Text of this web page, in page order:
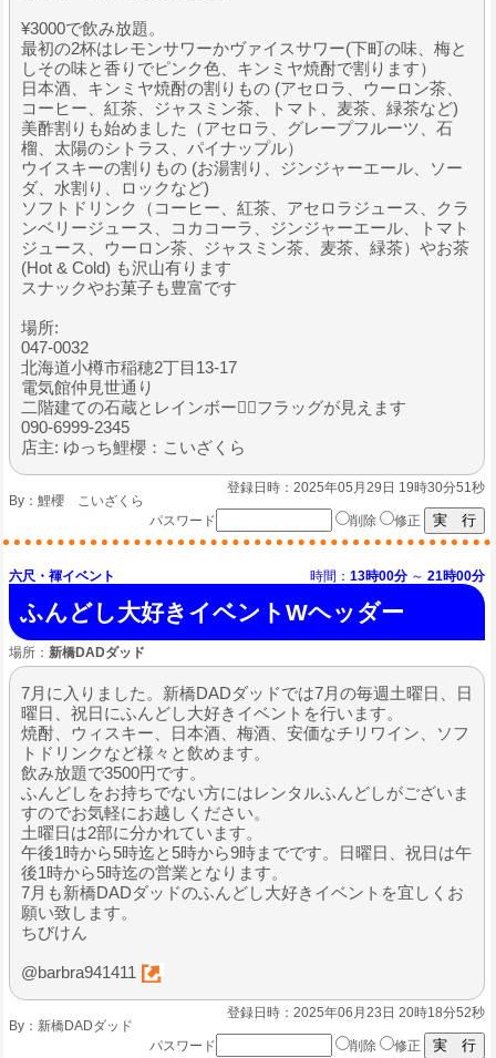
¥3000で飲み放題。
最初の2杯はレモンサワーかヴァイスサワー(下町の味、梅と
しその味と香りでピンク色、キンミヤ焼酎で割ります）
日本酒、キンミヤ焼酎の割りもの (アセロラ、ウーロン茶、
コーヒー、紅茶、ジャスミン茶、トマト、麦茶、緑茶など)
美酢割りも始めました（アセロラ、グレープフルーツ、石
榴、太陽のシトラス、パイナップル）
ウイスキーの割りもの (お湯割り、ジンジャーエール、ソー
ダ、水割り、ロックなど)
ソフトドリンク（コーヒー、紅茶、アセロラジュース、クラ
ンベリージュース、コカコーラ、ジンジャーエール、トマト
ジュース、ウーロン茶、ジャスミン茶、麦茶、緑茶）やお茶
(Hot & Cold) も沢山有ります
スナックやお菓子も豊富です
場所:
047-0032
北海道小樽市稲穂2丁目13-17
電気館仲見世通り
二階建ての石蔵とレインボー🏳️‍🌈フラッグが見えます
090-6999-2345
店主: ゆっち鯉櫻：こいざくら
登録日時：2025年05月29日 19時30分51秒
By： 鯉櫻 こいざくら
パスワード
削除 修正
六尺・褌イベント 時間： 13時00分 ～ 21時00分
ふんどし大好きイベントWヘッダー
場所： 新橋DADダッド
7月に入りました。新橋DADダッドでは7月の毎週土曜日、日
曜日、祝日にふんどし大好きイベントを行います。
焼酎、ウィスキー、日本酒、梅酒、安価なチリワイン、ソフ
トドリンクなど様々と飲めます。
飲み放題で3500円です。
ふんどしをお持ちでない方にはレンタルふんどしがございま
すのでお気軽にお越しください。
土曜日は2部に分かれています。
午後1時から5時迄と5時から9時までです。日曜日、祝日は午
後1時から5時迄の営業となります。
7月も新橋DADダッドのふんどし大好きイベントを宜しくお
願い致します。
ちびけん
@barbra941411
登録日時：2025年06月23日 20時18分52秒
By： 新橋DADダッド
パスワード
削除 修正